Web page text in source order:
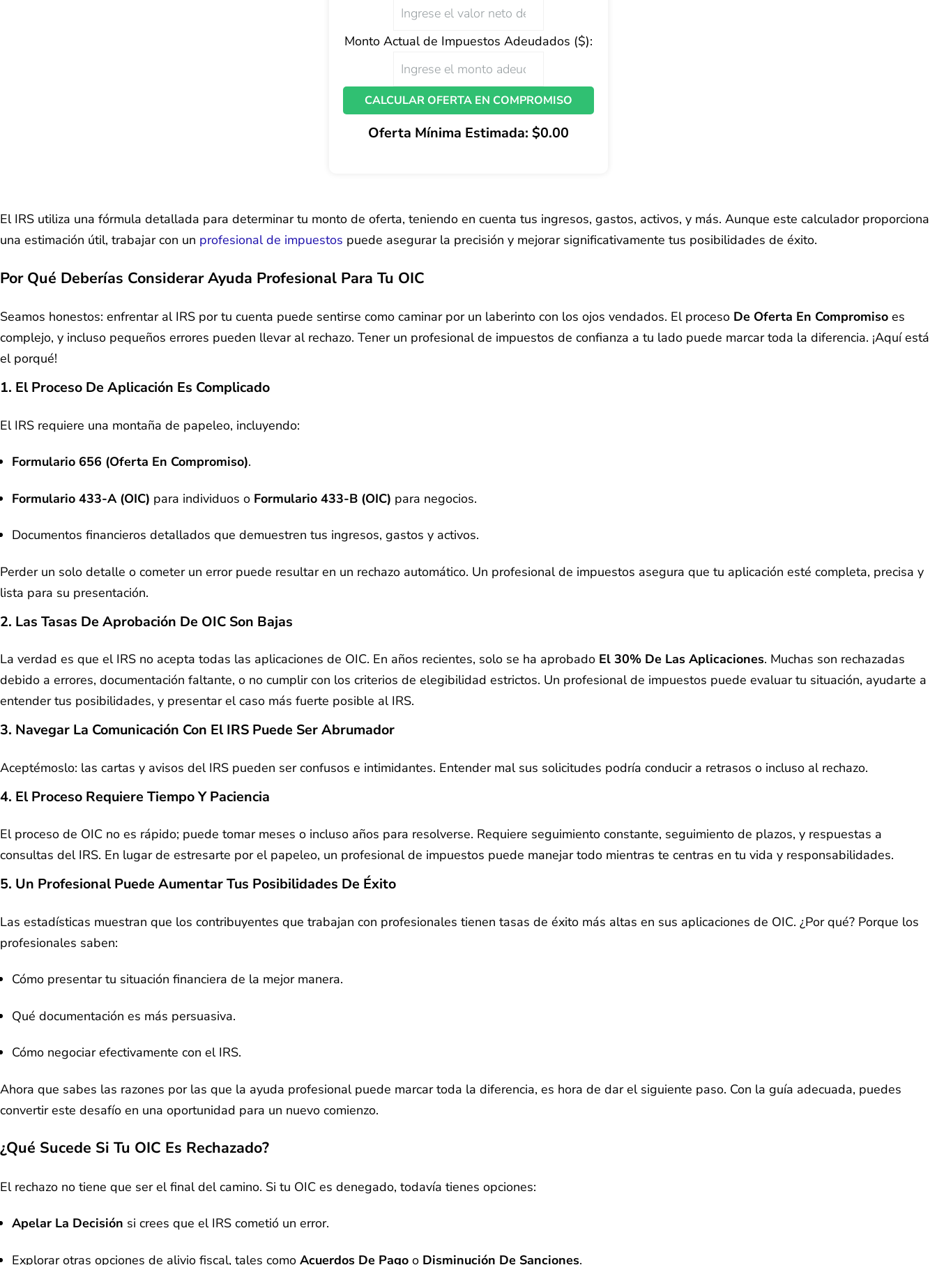
Monto Actual de Impuestos Adeudados ($):
CALCULAR OFERTA EN COMPROMISO
Oferta Mínima Estimada: $0.00
El IRS utiliza una fórmula detallada para determinar tu monto de oferta, teniendo en cuenta tus ingresos, gastos, activos, y más. Aunque este calculador proporciona
una estimación útil, trabajar con un profesional de impuestos puede asegurar la precisión y mejorar significativamente tus posibilidades de éxito.
Por Qué Deberías Considerar Ayuda Profesional Para Tu OIC
Seamos honestos: enfrentar al IRS por tu cuenta puede sentirse como caminar por un laberinto con los ojos vendados. El proceso De Oferta En Compromiso es
complejo, y incluso pequeños errores pueden llevar al rechazo. Tener un profesional de impuestos de confianza a tu lado puede marcar toda la diferencia. ¡Aquí está
el porqué!
1. El Proceso De Aplicación Es Complicado
El IRS requiere una montaña de papeleo, incluyendo:
Formulario 656 (Oferta En Compromiso).
Formulario 433-A (OIC) para individuos o Formulario 433-B (OIC) para negocios.
Documentos financieros detallados que demuestren tus ingresos, gastos y activos.
Perder un solo detalle o cometer un error puede resultar en un rechazo automático. Un profesional de impuestos asegura que tu aplicación esté completa, precisa y
lista para su presentación.
2. Las Tasas De Aprobación De OIC Son Bajas
La verdad es que el IRS no acepta todas las aplicaciones de OIC. En años recientes, solo se ha aprobado El 30% De Las Aplicaciones. Muchas son rechazadas
debido a errores, documentación faltante, o no cumplir con los criterios de elegibilidad estrictos. Un profesional de impuestos puede evaluar tu situación, ayudarte a
entender tus posibilidades, y presentar el caso más fuerte posible al IRS.
3. Navegar La Comunicación Con El IRS Puede Ser Abrumador
Aceptémoslo: las cartas y avisos del IRS pueden ser confusos e intimidantes. Entender mal sus solicitudes podría conducir a retrasos o incluso al rechazo.
4. El Proceso Requiere Tiempo Y Paciencia
El proceso de OIC no es rápido; puede tomar meses o incluso años para resolverse. Requiere seguimiento constante, seguimiento de plazos, y respuestas a
consultas del IRS. En lugar de estresarte por el papeleo, un profesional de impuestos puede manejar todo mientras te centras en tu vida y responsabilidades.
5. Un Profesional Puede Aumentar Tus Posibilidades De Éxito
Las estadísticas muestran que los contribuyentes que trabajan con profesionales tienen tasas de éxito más altas en sus aplicaciones de OIC. ¿Por qué? Porque los
profesionales saben:
Cómo presentar tu situación financiera de la mejor manera.
Qué documentación es más persuasiva.
Cómo negociar efectivamente con el IRS.
Ahora que sabes las razones por las que la ayuda profesional puede marcar toda la diferencia, es hora de dar el siguiente paso. Con la guía adecuada, puedes
convertir este desafío en una oportunidad para un nuevo comienzo.
¿Qué Sucede Si Tu OIC Es Rechazado?
El rechazo no tiene que ser el final del camino. Si tu OIC es denegado, todavía tienes opciones:
Apelar La Decisión si crees que el IRS cometió un error.
Explorar otras opciones de alivio fiscal, tales como Acuerdos De Pago o Disminución De Sanciones.